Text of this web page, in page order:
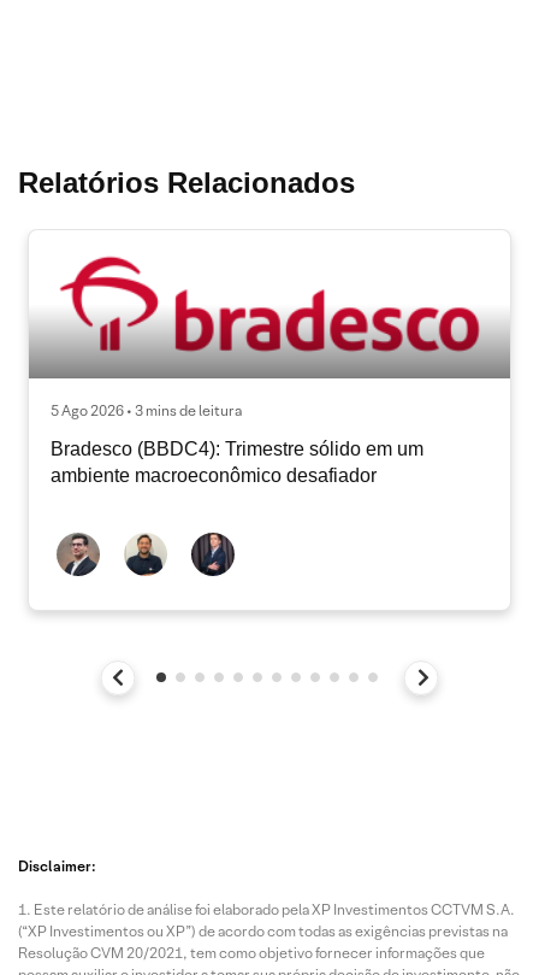
Relatórios Relacionados
5 Ago 2026 • 3 mins de leitura
Bradesco (BBDC4): Trimestre sólido em um
ambiente macroeconômico desafiador
Disclaimer:
Este relatório de análise foi elaborado pela XP Investimentos CCTVM S.A.
(“XP Investimentos ou XP”) de acordo com todas as exigências previstas na
Resolução CVM 20/2021, tem como objetivo fornecer informações que